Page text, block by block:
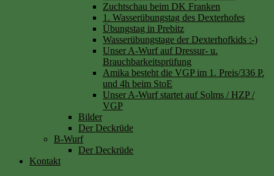
Zuchtschau beim DK Franken
1. Wasserübungstag des Dexterhofes
Übungstag in Prebitz
Wasserübungstage der Dexterhofkids :-)
Unser A-Wurf auf Dressur- u.
Brauchbarkeitsprüfung
Amika besteht die VGP im 1. Preis/336 P.
und 4h beim StoE
Unser A-Wurf startet auf Solms / HZP /
VGP
Bilder
Der Deckrüde
B-Wurf
Der Deckrüde
Kontakt